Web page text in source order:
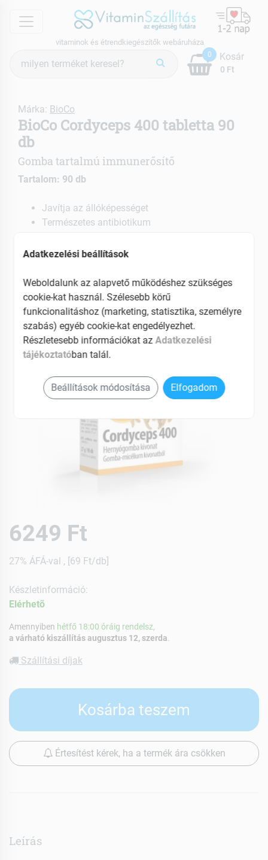
menu
vitaminok és étrendkiegészítők webáruháza
keresés
0
0 Ft
Kosár
Márka: BioCo
BioCo Cordyceps 400 tabletta 90
db
Gomba tartalmú immunerősítő
Tartalom: 90 db
Javítja az állóképességet
Természetes antibiotikum
kockázatát
6249 Ft
27% ÁFÁ-val , [69 Ft/db]
Készletinformáció:
Elérhetõ
Amennyiben hétfő 18:00 óráig rendelsz,
a várható kiszállítás augusztus 12, szerda
Szállítási díjak
Kosárba teszem
Értesítést kérek, ha a termék ára csökken
Leírás
Adatkezelési beállítások
Weboldalunk az alapvető működéshez szükséges
cookie-kat használ. Szélesebb körű
funkcionalitáshoz (marketing, statisztika, személyre
szabás) egyéb cookie-kat engedélyezhet.
Részletesebb információkat azAdatkezelési
tájékoztatóban talál.
Beállítások módosítása Elfogadom